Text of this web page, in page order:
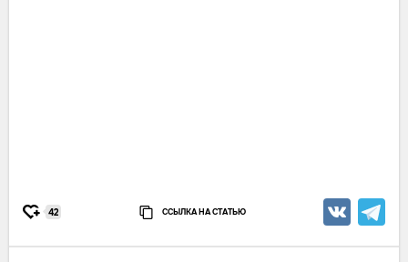
42 ССЫЛКА НА СТАТЬЮ